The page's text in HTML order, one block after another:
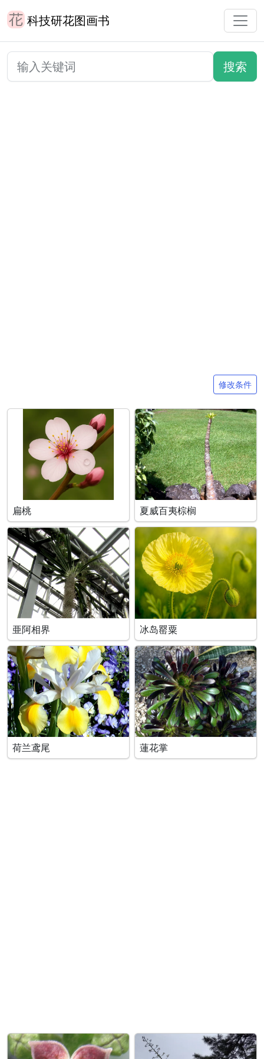
科技研花图画书
修改条件
扁桃 夏威百夷棕榈
亜阿相界 冰岛罂粟
荷兰鸢尾 蓮花掌